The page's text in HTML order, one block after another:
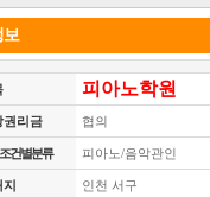
보
피아노학원
권리금 협의
건별분류 피아노/음악관인
지 인천 서구